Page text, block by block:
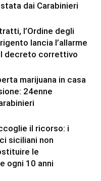
dai Carabinieri
l’Ordine degli
lancia l’allarme
decreto correttivo
marijuana in casa
24enne
il ricorso: i
siciliani non
le
ogni 10 anni